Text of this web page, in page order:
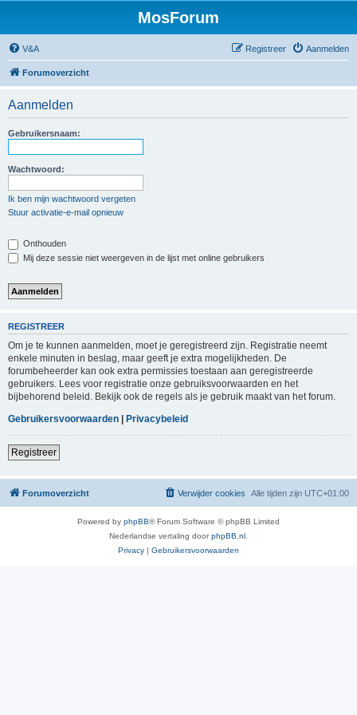
MosForum
V&A Aanmelden
Registreer
Forumoverzicht
Aanmelden
Gebruikersnaam:
Wachtwoord:
Ik ben mijn wachtwoord vergeten
Stuur activatie-e-mail opnieuw
Onthouden
Mij deze sessie niet weergeven in de lijst met online gebruikers
REGISTREER
Om je te kunnen aanmelden, moet je geregistreerd zijn. Registratie neemt
enkele minuten in beslag, maar geeft je extra mogelijkheden. De
forumbeheerder kan ook extra permissies toestaan aan geregistreerde
gebruikers. Lees voor registratie onze gebruiksvoorwaarden en het
bijbehorend beleid. Bekijk ook de regels als je gebruik maakt van het forum.
Gebruikersvoorwaarden | Privacybeleid
Registreer
Forumoverzicht Alle tijden zijn UTC+01:00
Verwijder cookies
Powered by phpBB® Forum Software © phpBB Limited
Nederlandse vertaling doorphpBB.nl
Privacy | Gebruikersvoorwaarden